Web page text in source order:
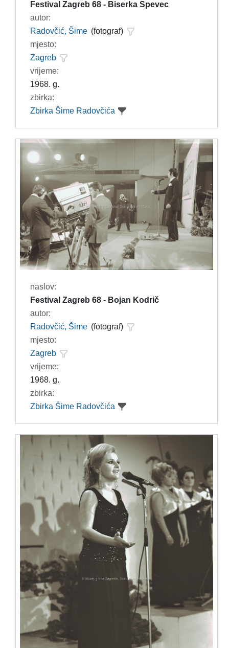
Festival Zagreb 68 - Biserka Spevec
autor:
Radovčić, Šime (fotograf)
mjesto:
Zagreb
vrijeme:
1968. g.
zbirka:
Zbirka Šime Radovčića
naslov:
Festival Zagreb 68 - Bojan Kodrič
autor:
Radovčić, Šime (fotograf)
mjesto:
Zagreb
vrijeme:
1968. g.
zbirka:
Zbirka Šime Radovčića